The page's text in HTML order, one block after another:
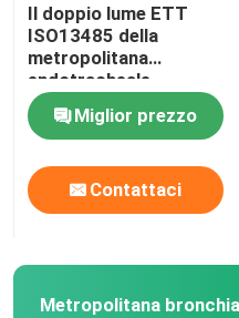
Il doppio lume ETT
ISO13485 della
metropolitana
endotracheale
eliminabile di
Orotracheal ha
certificato
Miglior prezzo
Contattaci